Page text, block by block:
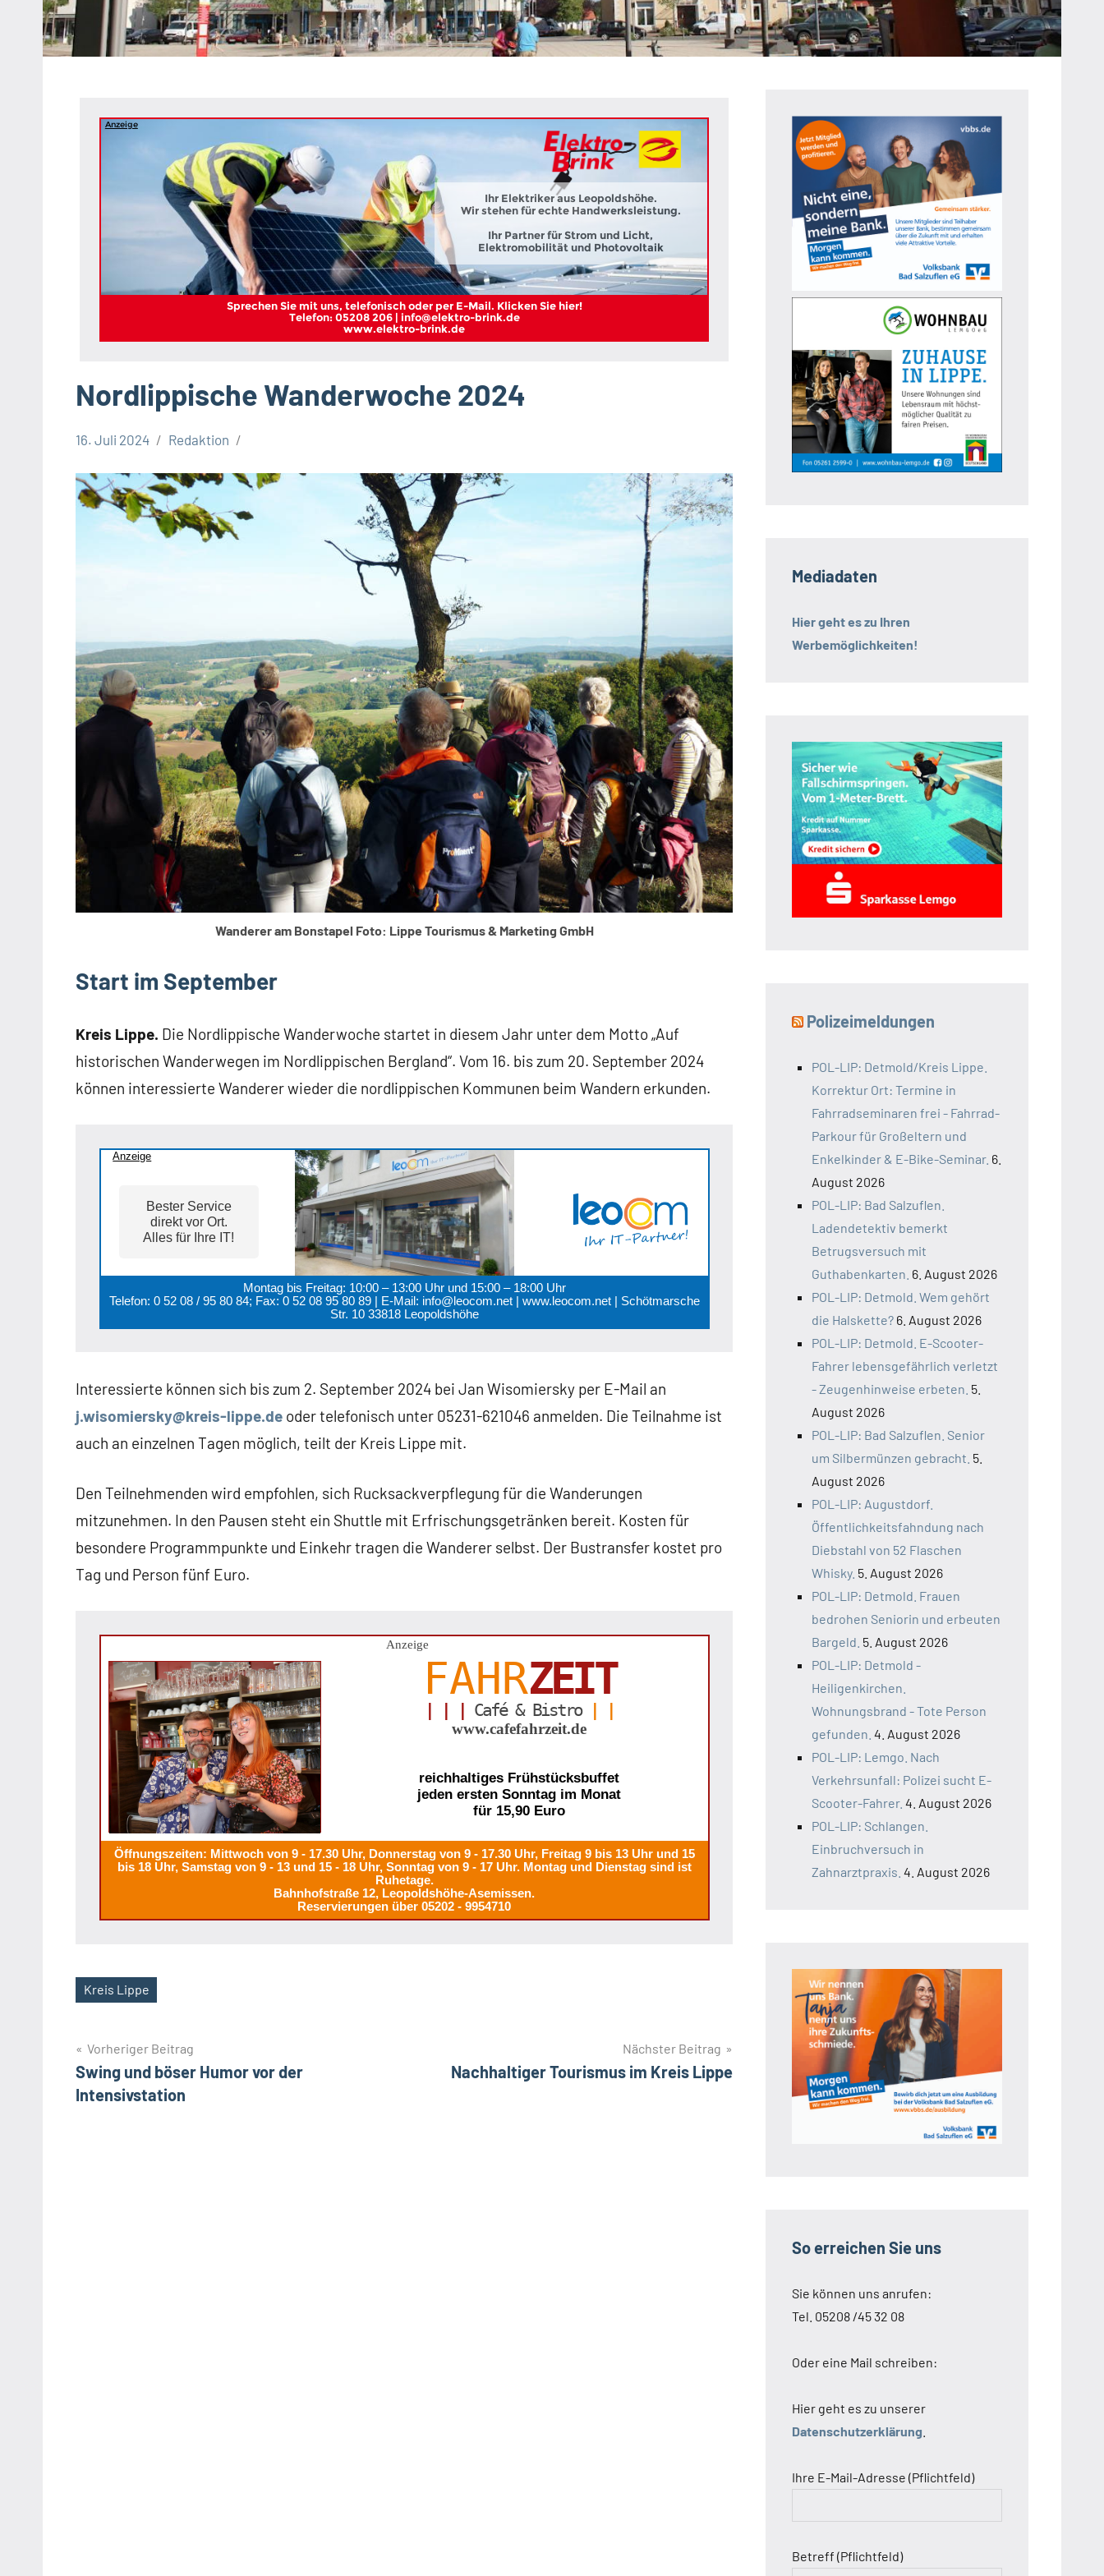
Heipke,
Leopoldshöhe,
Anzeige
Ihr Elektriker aus Leopoldshöhe.
Wir stehen für echte Handwerksleistung.
Ihr Partner für Strom und Licht,
Elektromobilität und Photovoltaik
Sprechen Sie mit uns, telefonisch oder per E-Mail. Klicken Sie hier!
Telefon: 05208 206 | info@elektro-brink.de
www.elektro-brink.de
Nordlippische Wanderwoche 2024
Lippe
Lippische
Gesellschaft
16. Juli 2024 Redaktion
Wanderer am Bonstapel Foto: Lippe Tourismus & Marketing GmbH
Start im September
Kreis Lippe. Die Nordlippische Wanderwoche startet in diesem Jahr unter dem Motto „Auf
historischen Wanderwegen im Nordlippischen Bergland“. Vom 16. bis zum 20. September 2024
können interessierte Wanderer wieder die nordlippischen Kommunen beim Wandern erkunden.
Anzeige
Bester Service
direkt vor Ort.
Alles für Ihre IT!
Montag bis Freitag: 10:00 – 13:00 Uhr und 15:00 – 18:00 Uhr
Telefon: 0 52 08 / 95 80 84; Fax: 0 52 08 95 80 89 | E-Mail: info@leocom.net | www.leocom.net | Schötmarsche
Str. 10 33818 Leopoldshöhe
Interessierte können sich bis zum 2. September 2024 bei Jan Wisomiersky per E-Mail an
j.wisomiersky@kreis-lippe.de oder telefonisch unter 05231-621046 anmelden. Die Teilnahme ist
auch an einzelnen Tagen möglich, teilt der Kreis Lippe mit.
Den Teilnehmenden wird empfohlen, sich Rucksackverpflegung für die Wanderungen
mitzunehmen. In den Pausen steht ein Shuttle mit Erfrischungsgetränken bereit. Kosten für
besondere Programmpunkte und Einkehr tragen die Wanderer selbst. Der Bustransfer kostet pro
Tag und Person fünf Euro.
Anzeige
FAHRZEIT
Café & Bistro| |
www.cafefahrzeit.de
reichhaltiges Frühstücksbuffet
jeden ersten Sonntag im Monat
für 15,90 Euro
Öffnungszeiten: Mittwoch von 9 - 17.30 Uhr, Donnerstag von 9 - 17.30 Uhr, Freitag 9 bis 13 Uhr und 15
bis 18 Uhr, Samstag von 9 - 13 und 15 - 18 Uhr, Sonntag von 9 - 17 Uhr. Montag und Dienstag sind ist
Ruhetage.
Bahnhofstraße 12, Leopoldshöhe-Asemissen.
Reservierungen über 05202 - 9954710
Schlagwörter
Kreis Lippe
Beitragsnavigation
Vorheriger Beitrag
Swing und böser Humor vor der
Intensivstation
Nächster Beitrag
Nachhaltiger Tourismus im Kreis Lippe
Mediadaten
Hier geht es zu Ihren
Werbemöglichkeiten!
Polizeimeldungen
POL-LIP: Detmold/Kreis Lippe.
Korrektur Ort: Termine in
Fahrradseminaren frei - Fahrrad-
Parkour für Großeltern und
Enkelkinder & E-Bike-Seminar. 6.
August 2026
POL-LIP: Bad Salzuflen.
Ladendetektiv bemerkt
Betrugsversuch mit
Guthabenkarten. 6. August 2026
POL-LIP: Detmold. Wem gehört
die Halskette? 6. August 2026
POL-LIP: Detmold. E-Scooter-
Fahrer lebensgefährlich verletzt
- Zeugenhinweise erbeten. 5.
August 2026
POL-LIP: Bad Salzuflen. Senior
um Silbermünzen gebracht. 5.
August 2026
POL-LIP: Augustdorf.
Öffentlichkeitsfahndung nach
Diebstahl von 52 Flaschen
Whisky. 5. August 2026
POL-LIP: Detmold. Frauen
bedrohen Seniorin und erbeuten
Bargeld. 5. August 2026
POL-LIP: Detmold -
Heiligenkirchen.
Wohnungsbrand - Tote Person
gefunden. 4. August 2026
POL-LIP: Lemgo. Nach
Verkehrsunfall: Polizei sucht E-
Scooter-Fahrer. 4. August 2026
POL-LIP: Schlangen.
Einbruchversuch in
Zahnarztpraxis. 4. August 2026
So erreichen Sie uns
Sie können uns anrufen:
Tel. 05208 /45 32 08
Oder eine Mail schreiben:
Hier geht es zu unserer
Datenschutzerklärung
Ihre E-Mail-Adresse (Pflichtfeld)
Betreff (Pflichtfeld)